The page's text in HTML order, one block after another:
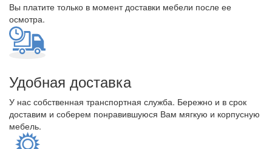
Вы платите только в момент доставки мебели после ее
осмотра.
Удобная доставка
У нас собственная транспортная служба. Бережно и в срок
доставим и соберем понравившуюся Вам мягкую и корпусную
мебель.